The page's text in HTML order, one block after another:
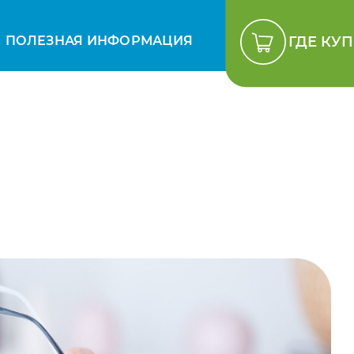
ПОЛЕЗНАЯ ИНФОРМАЦИЯ ГДЕ